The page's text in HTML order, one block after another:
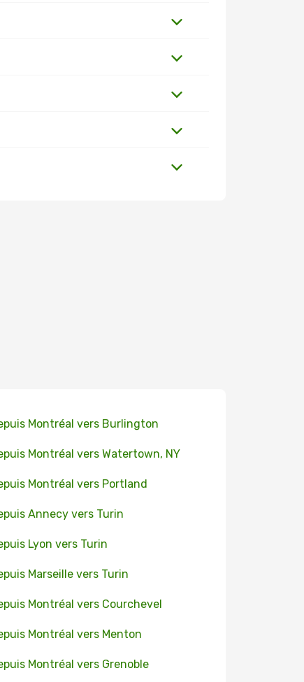
Montréal vers Burlington
Montréal vers Watertown, NY
Montréal vers Portland
Annecy vers Turin
Lyon vers Turin
Marseille vers Turin
Montréal vers Courchevel
Montréal vers Menton
Montréal vers Grenoble